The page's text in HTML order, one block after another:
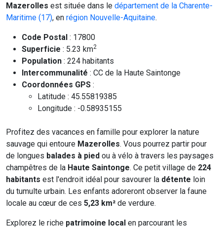
Mazerolles est située dans le département de la Charente-
Maritime (17), en région Nouvelle-Aquitaine.
Code Postal : 17800
Superficie : 5.23 km2
Population : 224 habitants
Intercommunalité : CC de la Haute Saintonge
Coordonnées GPS :
Latitude : 45.55819385
Longitude : -0.58935155
Profitez des vacances en famille pour explorer la nature
sauvage qui entoure Mazerolles. Vous pourrez partir pour
de longues balades à pied ou à vélo à travers les paysages
champêtres de la Haute Saintonge. Ce petit village de 224
habitants est l'endroit idéal pour savourer la détente loin
du tumulte urbain. Les enfants adoreront observer la faune
locale au cœur de ces 5,23 km² de verdure.
Explorez le riche patrimoine local en parcourant les